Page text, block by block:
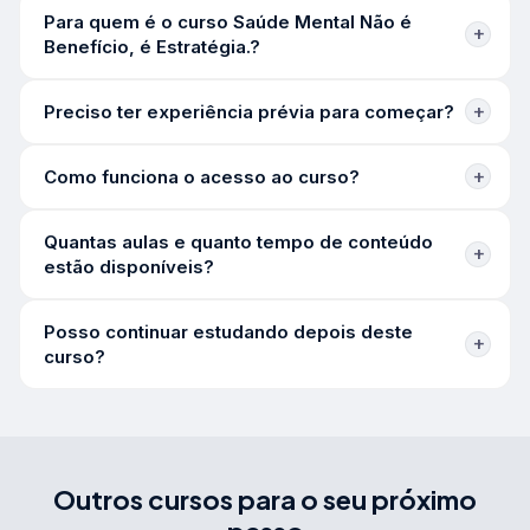
Para quem é o curso Saúde Mental Não é
Benefício, é Estratégia.?
Preciso ter experiência prévia para começar?
Como funciona o acesso ao curso?
Quantas aulas e quanto tempo de conteúdo
estão disponíveis?
Posso continuar estudando depois deste
curso?
Outros cursos para o seu próximo